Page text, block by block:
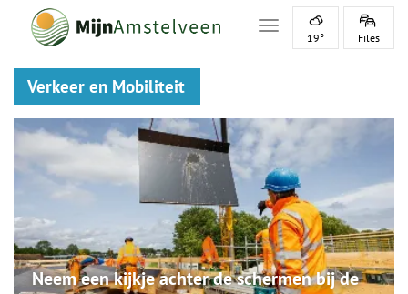
Toggle navigation
19° Files
Verkeer en Mobiliteit
Neem een kijkje achter de schermen bij de